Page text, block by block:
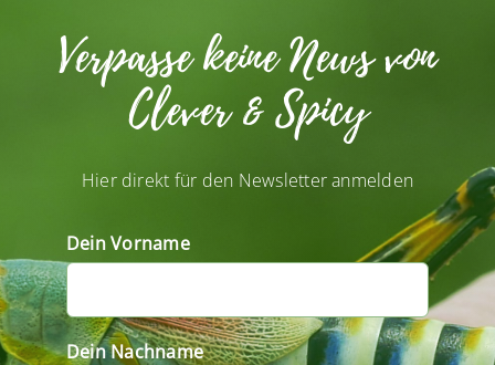
Verpasse keine News von
Clever & Spicy
Hier direkt für den Newsletter anmelden
Dein Vorname
Dein Nachname